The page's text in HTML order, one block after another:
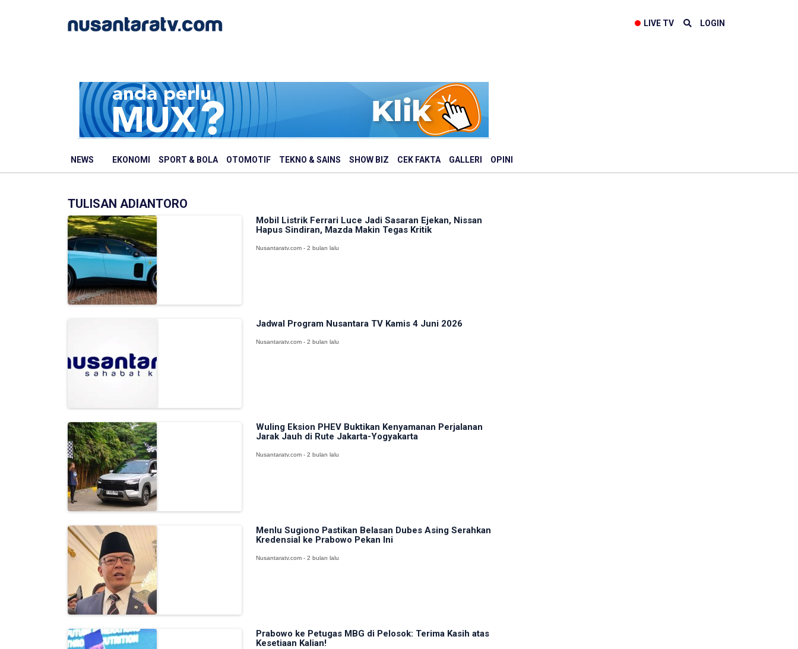
LIVE TV LOGIN
NEWS EKONOMI SPORT & BOLA OTOMOTIF TEKNO & SAINS SHOW BIZ CEK FAKTA GALLERI OPINI
TULISAN ADIANTORO
Mobil Listrik Ferrari Luce Jadi Sasaran Ejekan, Nissan
Hapus Sindiran, Mazda Makin Tegas Kritik
Nusantaratv.com - 2 bulan lalu
Jadwal Program Nusantara TV Kamis 4 Juni 2026
Nusantaratv.com - 2 bulan lalu
Wuling Eksion PHEV Buktikan Kenyamanan Perjalanan
Jarak Jauh di Rute Jakarta-Yogyakarta
Nusantaratv.com - 2 bulan lalu
Menlu Sugiono Pastikan Belasan Dubes Asing Serahkan
Kredensial ke Prabowo Pekan Ini
Nusantaratv.com - 2 bulan lalu
Prabowo ke Petugas MBG di Pelosok: Terima Kasih atas
Kesetiaan Kalian!